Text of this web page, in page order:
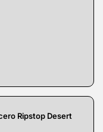
Ripstop Desert